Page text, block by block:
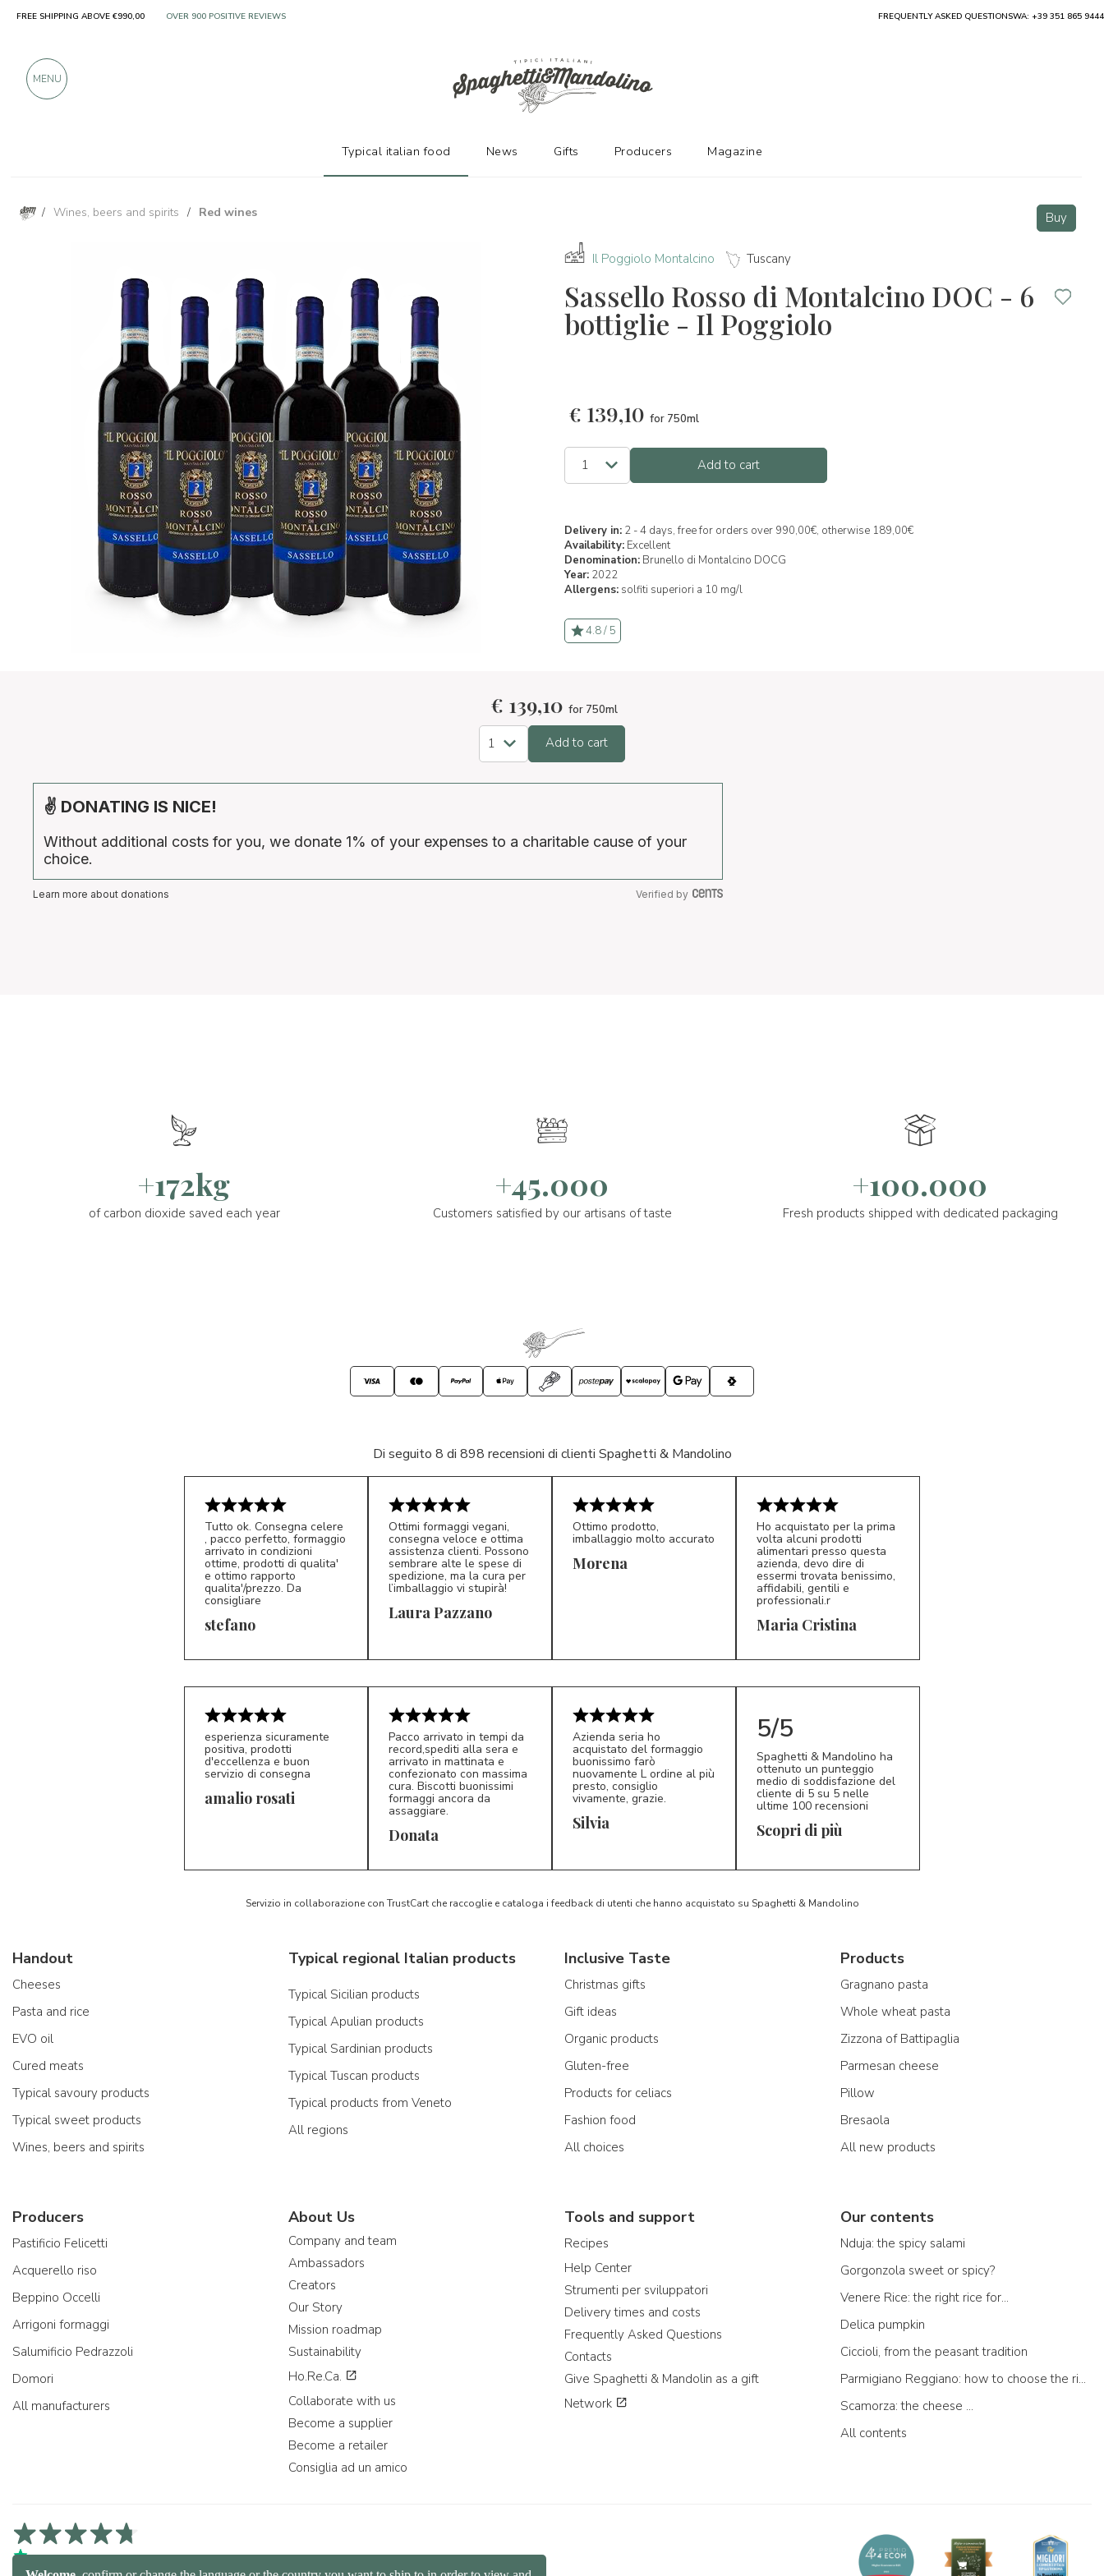
/ Wines, beers and spirits / Red wines Buy
Il Poggiolo Montalcino Tuscany
Sassello Rosso di Montalcino DOC - 6
bottiglie - Il Poggiolo
€ 139,10 for 750ml
Add to cart
Delivery in: 2 - 4 days, free for orders over 990,00€, otherwise 189,00€
Availability: Excellent
Denomination: Brunello di Montalcino DOCG
Year: 2022
Allergens: solfiti superiori a 10 mg/l
4.8 / 5
€ 139,10 for 750ml
Add to cart
✌ DONATING IS NICE!
Without additional costs for you, we donate 1% of your expenses to a charitable cause of your
choice.
Learn more about donations Verified by
+172kg
of carbon dioxide saved each year
+45.000
Customers satisfied by our artisans of taste
+100.000
Fresh products shipped with dedicated packaging
Di seguito 8 di 898 recensioni di clienti Spaghetti & Mandolino
S*
Tutto ok. Consegna celere
, pacco perfetto, formaggio
arrivato in condizioni
ottime, prodotti di qualita'
e ottimo rapporto
qualita'/prezzo. Da
consigliare
stefano LP 5/5
Ottimi formaggi vegani,
consegna veloce e ottima
assistenza clienti. Possono
sembrare alte le spese di
spedizione, ma la cura per
l’imballaggio vi stupirà!
Laura Pazzano
Ottimo prodotto,
imballaggio molto accurato
Morena
MC 5/5
Ho acquistato per la prima
volta alcuni prodotti
alimentari presso questa
azienda, devo dire di
essermi trovata benissimo,
affidabili, gentili e
professionali.r
Maria Cristina
esperienza sicuramente
positiva, prodotti
d'eccellenza e buon
servizio di consegna
amalio rosati
D*
Pacco arrivato in tempi da
record,spediti alla sera e
arrivato in mattinata e
confezionato con massima
cura. Biscotti buonissimi
formaggi ancora da
assaggiare.
Donata S*
Azienda seria ho
acquistato del formaggio
buonissimo farò
nuovamente L ordine al più
presto, consiglio
vivamente, grazie.
Silvia
5/5
Spaghetti & Mandolino ha
ottenuto un punteggio
medio di soddisfazione del
cliente di 5 su 5 nelle
ultime 100 recensioni
Scopri di più
Servizio in collaborazione con TrustCart che raccoglie e cataloga i feedback di utenti che hanno acquistato su Spaghetti & Mandolino
Handout
Cheeses
Pasta and rice
EVO oil
Cured meats
Typical savoury products
Typical sweet products
Wines, beers and spirits
Typical regional Italian products
Typical Sicilian products
Typical Apulian products
Typical Sardinian products
Typical Tuscan products
Typical products from Veneto
All regions
Inclusive Taste
Christmas gifts
Gift ideas
Organic products
Gluten-free
Products for celiacs
Fashion food
All choices
Products
Gragnano pasta
Whole wheat pasta
Zizzona of Battipaglia
Parmesan cheese
Pillow
Bresaola
All new products
Producers
Pastificio Felicetti
Acquerello riso
Beppino Occelli
Arrigoni formaggi
Salumificio Pedrazzoli
Domori
All manufacturers
About Us
Company and team
Ambassadors
Creators
Our Story
Mission roadmap
Sustainability
Ho.Re.Ca.
Collaborate with us
Become a supplier
Become a retailer
Consiglia ad un amico
Tools and support
Recipes
Help Center
Strumenti per sviluppatori
Delivery times and costs
Frequently Asked Questions
Contacts
Give Spaghetti & Mandolin as a gift
Network
Our contents
Nduja: the spicy salami
Gorgonzola sweet or spicy?
Venere Rice: the right rice for...
Delica pumpkin
Ciccioli, from the peasant tradition
Parmigiano Reggiano: how to choose the right one
Scamorza: the cheese ...
All contents
4,7/5 on Trustpilot
FREE SHIPPING ABOVE €990,00 ONLY PRODUCTS FROM EXCELLENT MANUFACTURERS FREQUENTLY ASKED QUESTIONSWA: +39 351 865 9444
MENU
Typical italian food News Gifts Producers Magazine